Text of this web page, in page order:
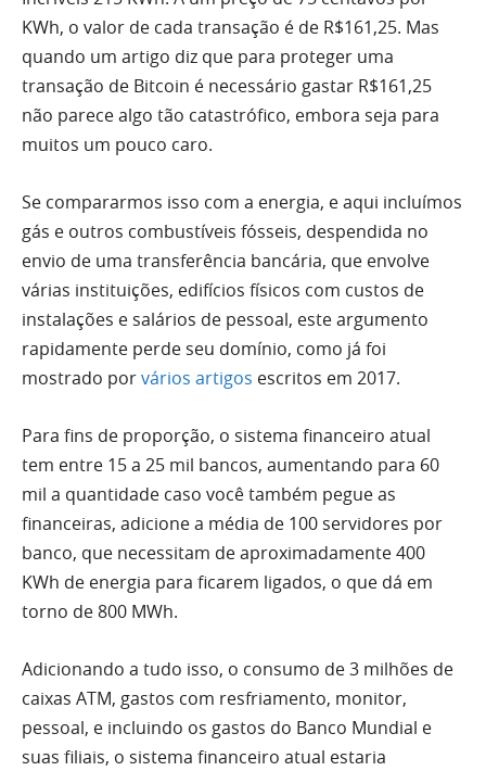
KWh, o valor de cada transação é de R$161,25. Mas
quando um artigo diz que para proteger uma
transação de Bitcoin é necessário gastar R$161,25
não parece algo tão catastrófico, embora seja para
muitos um pouco caro.
Se compararmos isso com a energia, e aqui incluímos
gás e outros combustíveis fósseis, despendida no
envio de uma transferência bancária, que envolve
várias instituições, edifícios físicos com custos de
instalações e salários de pessoal, este argumento
rapidamente perde seu domínio, como já foi
mostrado porvários artigos escritos em 2017.
Para fins de proporção, o sistema financeiro atual
tem entre 15 a 25 mil bancos, aumentando para 60
mil a quantidade caso você também pegue as
financeiras, adicione a média de 100 servidores por
banco, que necessitam de aproximadamente 400
KWh de energia para ficarem ligados, o que dá em
torno de 800 MWh.
Adicionando a tudo isso, o consumo de 3 milhões de
caixas ATM, gastos com resfriamento, monitor,
pessoal, e incluindo os gastos do Banco Mundial e
suas filiais, o sistema financeiro atual estaria